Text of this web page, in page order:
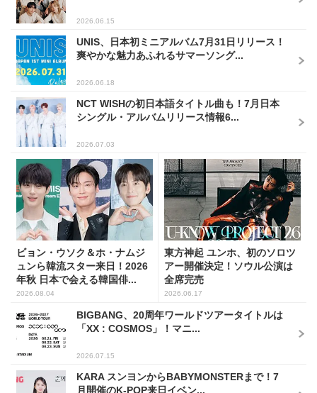
2026.06.15
UNIS、日本初ミニアルバム7月31日リリース！
爽やかな魅力あふれるサマーソング...
2026.06.18
NCT WISHの初日本語タイトル曲も！7月日本
シングル・アルバムリリース情報6...
2026.07.03
ビョン・ウソク＆ホ・ナムジ
ュンら韓流スター来日！2026
年秋 日本で会える韓国俳...
2026.08.04
東方神起 ユンホ、初のソロツ
アー開催決定！ソウル公演は
全席完売
2026.06.17
BIGBANG、20周年ワールドツアータイトルは
「XX : COSMOS」！マニ...
2026.07.15
KARA スンヨンからBABYMONSTERまで！7
月開催のK-POP来日イベン...